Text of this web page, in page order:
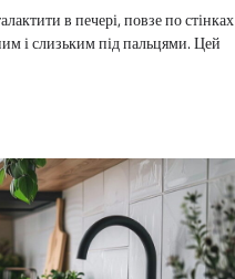
в печері, повзе по стінках
і слизьким під пальцями. Цей